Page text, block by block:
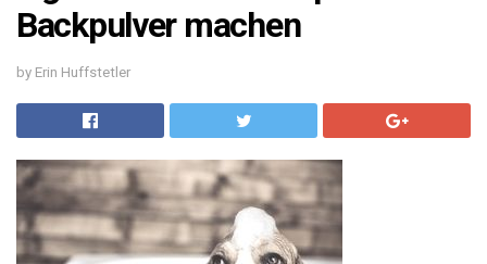
Backpulver machen
by Erin Huffstetler